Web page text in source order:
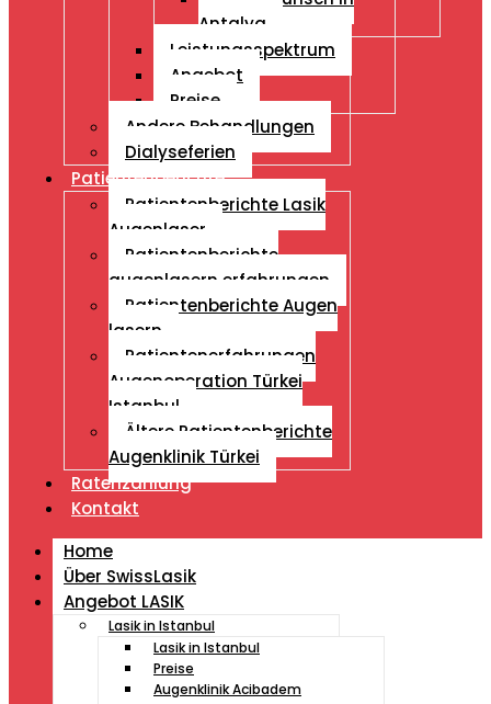
Antalya
Leistungsspektrum
Angebot
Preise
Andere Behandlungen
Dialyseferien
Patientenberichte
Patientenberichte Lasik
Augenlaser
Patientenberichte
augenlasern erfahrungen
Patientenberichte Augen
lasern
Patientenerfahrungen
Augenoperation Türkei
Istanbul
Ältere Patientenberichte
Augenklinik Türkei
Ratenzahlung
Kontakt
Home
Über SwissLasik
Angebot LASIK
Lasik in Istanbul
Lasik in Istanbul
Preise
Augenklinik Acibadem